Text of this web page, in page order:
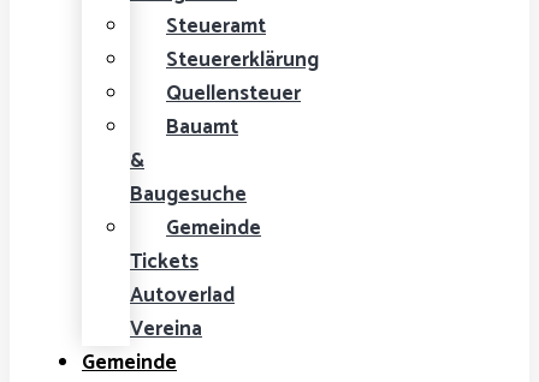
Steueramt
Steuererklärung
Quellensteuer
Bauamt
&
Baugesuche
Gemeinde
Tickets
Autoverlad
Vereina
Gemeinde